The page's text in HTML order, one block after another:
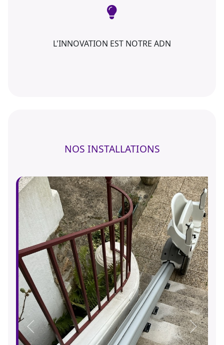
L'INNOVATION EST NOTRE ADN
NOS INSTALLATIONS
Précédent Suivant